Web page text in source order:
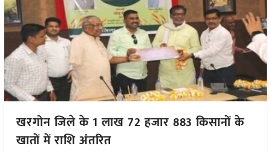
खरगोन जिले के 1 लाख 72 हजार 883 किसानों के
खातों में राशि अंतरित